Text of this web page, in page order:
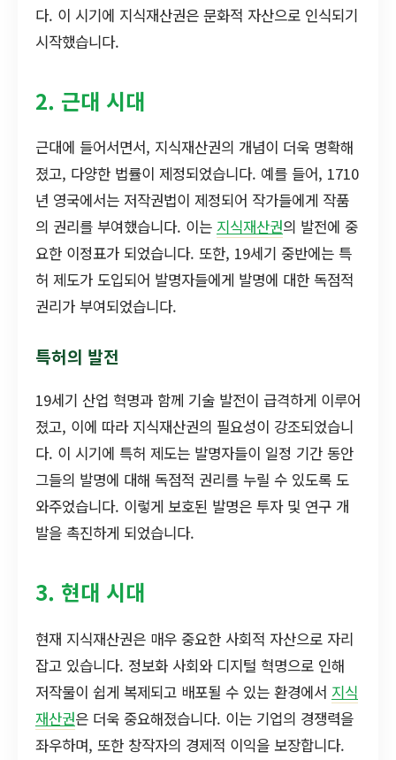
다. 이 시기에 지식재산권은 문화적 자산으로 인식되기
시작했습니다.
2. 근대 시대
근대에 들어서면서, 지식재산권의 개념이 더욱 명확해
졌고, 다양한 법률이 제정되었습니다. 예를 들어, 1710
년 영국에서는 저작권법이 제정되어 작가들에게 작품
의 권리를 부여했습니다. 이는 지식재산권의 발전에 중
요한 이정표가 되었습니다. 또한, 19세기 중반에는 특
허 제도가 도입되어 발명자들에게 발명에 대한 독점적
권리가 부여되었습니다.
특허의 발전
19세기 산업 혁명과 함께 기술 발전이 급격하게 이루어
졌고, 이에 따라 지식재산권의 필요성이 강조되었습니
다. 이 시기에 특허 제도는 발명자들이 일정 기간 동안
그들의 발명에 대해 독점적 권리를 누릴 수 있도록 도
와주었습니다. 이렇게 보호된 발명은 투자 및 연구 개
발을 촉진하게 되었습니다.
3. 현대 시대
현재 지식재산권은 매우 중요한 사회적 자산으로 자리
잡고 있습니다. 정보화 사회와 디지털 혁명으로 인해
저작물이 쉽게 복제되고 배포될 수 있는 환경에서 지식
재산권은 더욱 중요해졌습니다. 이는 기업의 경쟁력을
좌우하며, 또한 창작자의 경제적 이익을 보장합니다.